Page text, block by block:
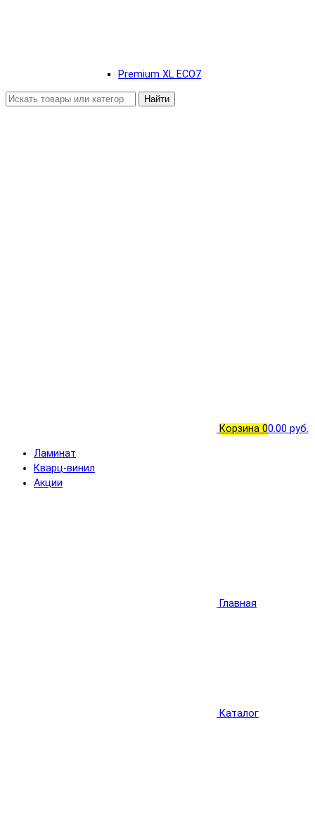
Premium XL ECO7
Найти
Корзина 00.00 руб.
Ламинат
Кварц-винил
Акции
Главная
Каталог